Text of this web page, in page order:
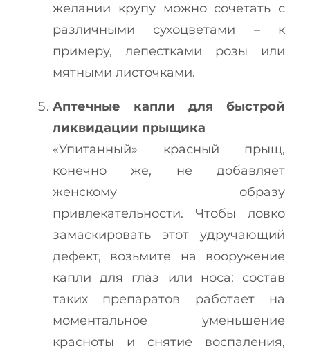
желании крупу можно сочетать с
различными сухоцветами – к
примеру, лепестками розы или
мятными листочками.
Аптечные капли для быстрой
ликвидации прыщика
«Упитанный» красный прыщ,
конечно же, не добавляет
женскому образу
привлекательности. Чтобы ловко
замаскировать этот удручающий
дефект, возьмите на вооружение
капли для глаз или носа: состав
таких препаратов работает на
моментальное уменьшение
красноты и снятие воспаления,